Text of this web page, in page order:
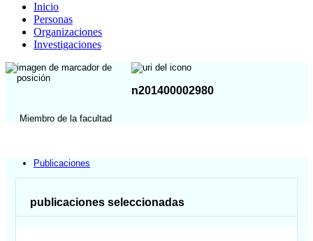
Inicio
Personas
Organizaciones
Investigaciones
n201400002980
Miembro de la facultad
Publicaciones
publicaciones seleccionadas